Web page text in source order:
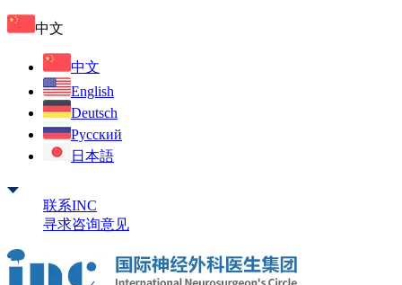
中文
中文
English
Deutsch
Русский
日本語
联系INC
寻求咨询意见